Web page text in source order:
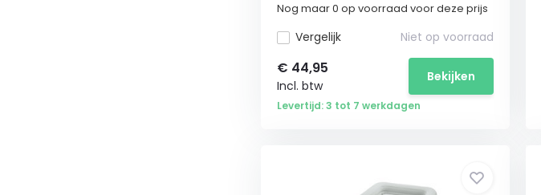
Nog maar 0 op voorraad voor deze prijs
Vergelijk Niet op voorraad
€ 44,95
Incl. btw
Bekijken
Levertijd: 3 tot 7 werkdagen